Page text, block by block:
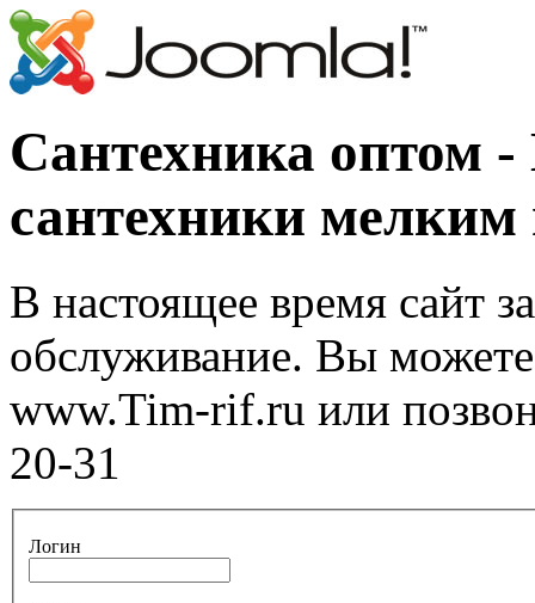
Сантехника оптом
сантехники
В настоящее время сайт
обслуживание. Вы можете
www.Tim-rif.ru или
20-31
Логин